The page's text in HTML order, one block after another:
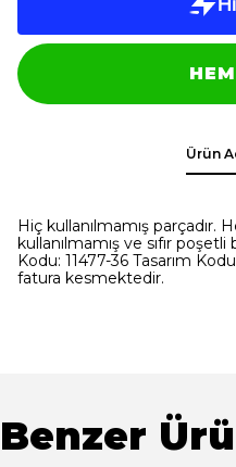
Ürün
Hiç kullanılmamış parçadır.
kullanılmamış ve sıfır poşetli
Kodu: 11477-36 Tasarım
fatura kesmektedir.
Benzer